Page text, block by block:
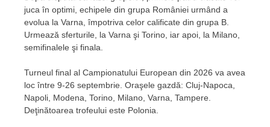
juca în optimi, echipele din grupa României urmând a
evolua la Varna, împotriva celor calificate din grupa B.
Urmează sferturile, la Varna şi Torino, iar apoi, la Milano,
semifinalele şi finala.
Turneul final al Campionatului European din 2026 va avea
loc între 9-26 septembrie. Oraşele gazdă: Cluj-Napoca,
Napoli, Modena, Torino, Milano, Varna, Tampere.
Deţinătoarea trofeului este Polonia.